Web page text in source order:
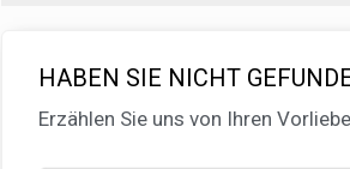
HABEN SIE NICHT
Erzählen Sie uns von Ihren